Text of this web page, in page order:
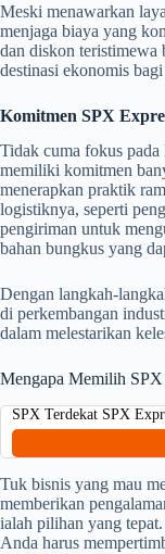
Meski menawarkan
menjaga biaya yang
dan diskon teristimewa
destinasi ekonomis
Komitmen SPX
Tidak cuma fokus
memiliki komitmen
menerapkan praktik
logistiknya, seperti
pengiriman untuk
bahan bungkus yang
Dengan langkah-
di perkembangan
dalam melestarikan
Mengapa Memilih SPX
SPX Terdekat SPX
Tuk bisnis yang mau
memberikan
ialah pilihan yang tepat.
Anda harus